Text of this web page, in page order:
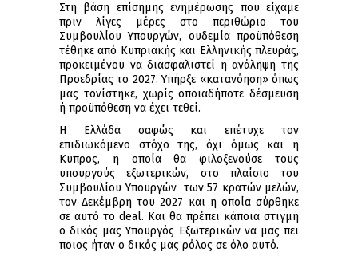
Στη βάση επίσημης ενημέρωσης που είχαμε
πριν λίγες μέρες στο περιθώριο του
Συμβουλίου Υπουργών, ουδεμία προϋπόθεση
τέθηκε από Κυπριακής και Ελληνικής πλευράς,
προκειμένου να διασφαλιστεί η ανάληψη της
Προεδρίας το 2027. Υπήρξε «κατανόηση» όπως
μας τονίστηκε, χωρίς οποιαδήποτε δέσμευση
ή προϋπόθεση να έχει τεθεί.
Η Ελλάδα σαφώς και επέτυχε τον
επιδιωκόμενο στόχο της, όχι όμως και η
Κύπρος, η οποία θα φιλοξενούσε τους
υπουργούς εξωτερικών, στο πλαίσιο του
Συμβουλίου Υπουργών των 57 κρατών μελών,
τον Δεκέμβρη του 2027 και η οποία σύρθηκε
σε αυτό το deal. Και θα πρέπει κάποια στιγμή
ο δικός μας Υπουργός Εξωτερικών να μας πει
ποιος ήταν ο δικός μας ρόλος σε όλο αυτό.